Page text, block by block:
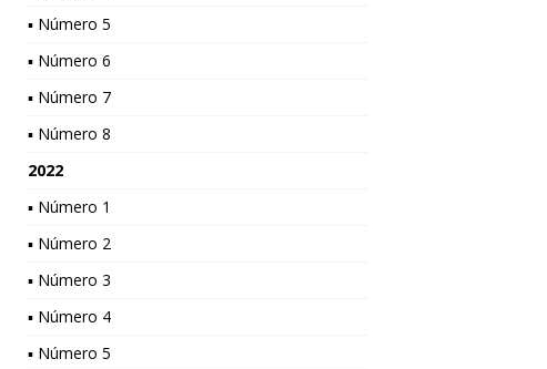
▪ Número 5
▪ Número 6
▪ Número 7
▪ Número 8
2022
▪ Número 1
▪ Número 2
▪ Número 3
▪ Número 4
▪ Número 5